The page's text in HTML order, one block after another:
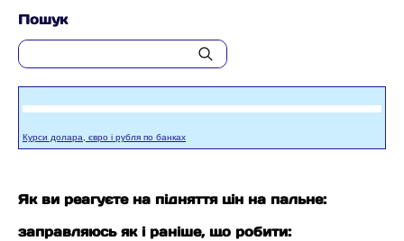
Пошук
Курси долара, євро і рубля по банках
Як ви реагуєте на підняття цін на пальне:
заправляюсь як і раніше, що робити: